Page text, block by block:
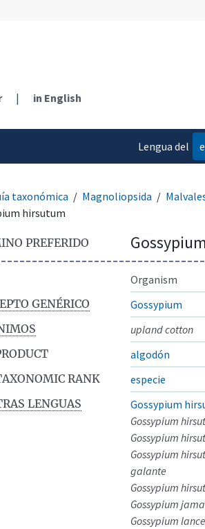
| in English
Lengua del
taxonómica Magnoliopsida
hirsutum
PREFERIDO
Organism
GENÉRICO
Gossypium
upland cotton
algodón
RANK
especie
LENGUAS
Gossypium
Gossypium
Gossypium
Gossypium
galante
Gossypium
Gossypium
Gossypium